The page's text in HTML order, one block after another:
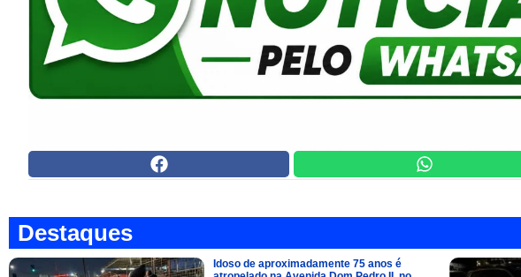
Destaques
Idoso de aproximadamente 75 anos é